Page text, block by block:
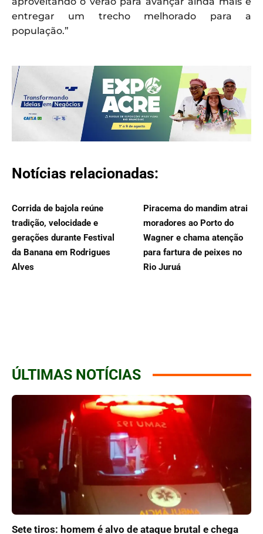
entregar um trecho melhorado para a
população.”
Notícias relacionadas:
Corrida de bajola reúne
tradição, velocidade e
gerações durante Festival
da Banana em Rodrigues
Alves
Piracema do mandim atrai
moradores ao Porto do
Wagner e chama atenção
para fartura de peixes no
Rio Juruá
ÚLTIMAS NOTÍCIAS
Sete tiros: homem é alvo de ataque brutal e chega